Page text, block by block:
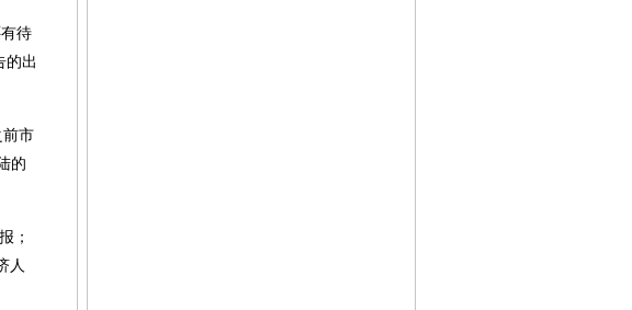
待
的出
前市
的
；
人